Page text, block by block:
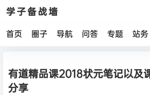
学子备战墙
首页 圈子 导航 问答 专题 站务
有道精品课2018状元笔记以及
分享